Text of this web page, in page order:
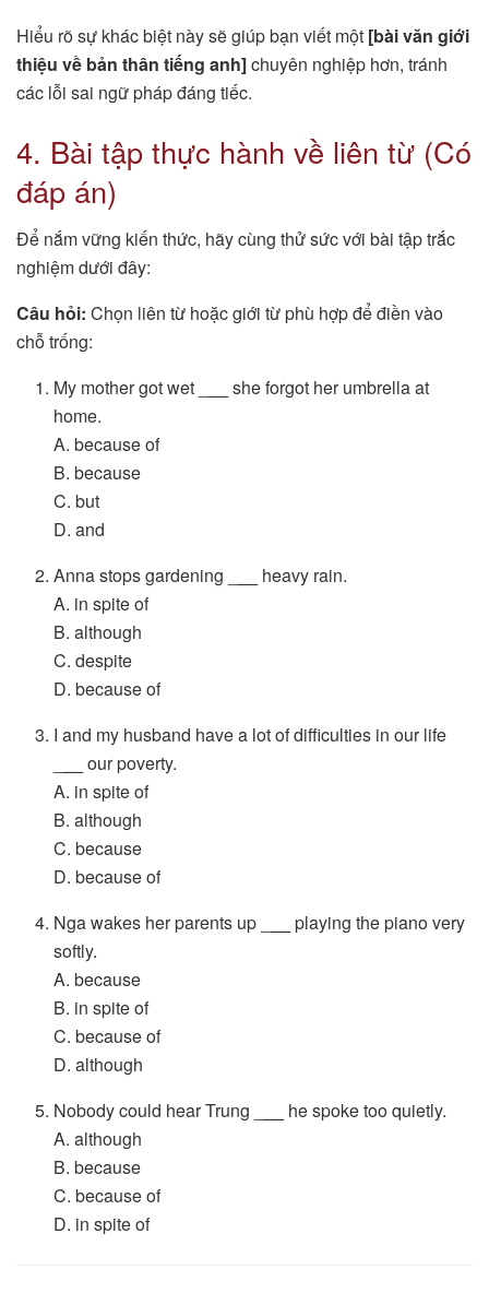
Hiểu rõ sự khác biệt này sẽ giúp bạn viết một [bài văn giới
thiệu về bản thân tiếng anh]chuyên nghiệp hơn, tránh
các lỗi sai ngữ pháp đáng tiếc.
4. Bài tập thực hành về liên từ (Có
đáp án)
Để nắm vững kiến thức, hãy cùng thử sức với bài tập trắc
nghiệm dưới đây:
Câu hỏi: Chọn liên từ hoặc giới từ phù hợp để điền vào
chỗ trống:
My mother got wet _
she forgot her umbrella at
home.
A. because of
B. because
C. but
D. and
Anna stops gardening _
heavy rain.
A. in spite of
B. although
C. despite
D. because of
I and my husband have a lot of difficulties in our life
our poverty.
A. in spite of
B. although
C. because
D. because of
Nga wakes her parents up _
playing the piano very
softly.
A. because
B. in spite of
C. because of
D. although
Nobody could hear Trung _
he spoke too quietly.
A. although
B. because
C. because of
D. in spite of